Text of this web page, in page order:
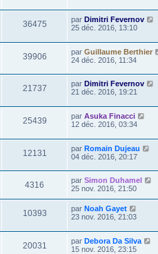
n
i
m
e
a
g
36475 par Dimitri Fevernov
25 déc. 2016, 13:10
39906 par Guillaume Berthier
24 déc. 2016, 11:34
21737 par Dimitri Fevernov
21 déc. 2016, 19:21
25439 par Asuka Finacci
12 déc. 2016, 03:34
12131 par Romain Dujeau
04 déc. 2016, 20:17
4316 par Simon Duhamel
25 nov. 2016, 21:50
10393 par Noah Gayet
23 nov. 2016, 21:03
20031 par Debora Da Silva
15 nov. 2016, 23:15